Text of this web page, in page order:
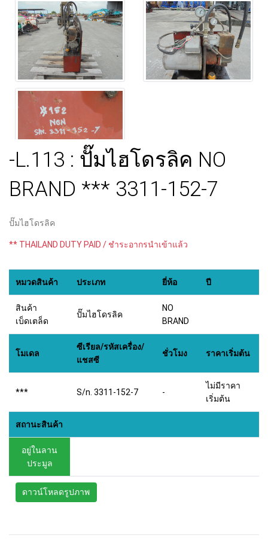
-L.113 : ปั๊มไฮโดรลิค NO
BRAND *** 3311-152-7
ปั๊มไฮโดรลิค
** THAILAND DUTY PAID / ชำระอากรนำเข้าแล้ว
หมวดสินค้า ประเภท ยี่ห้อ ปี
สินค้า
เบ็ดเตล็ด
ปั๊มไฮโดรลิค
NO
BRAND
โมเดล
ซีเรียล/รหัสเครื่อง/
แชสซี
ชั่วโมง ราคาเริ่มต้น
*** S/n. 3311-152-7 -
ไม่มีราคา
เริ่มต้น
สถานะสินค้า
อยู่ในลาน
ประมูล
ดาวน์โหลดรูปภาพ